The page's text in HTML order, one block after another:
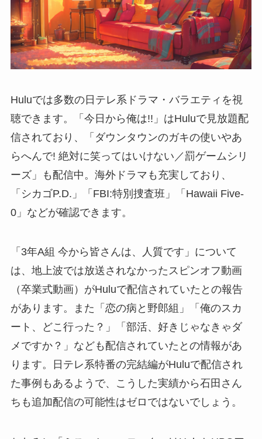
Huluでは多数の日テレ系ドラマ・バラエティを視
聴できます。「今日から俺は!!」はHuluで見放題配
信されており、「ダウンタウンのガキの使いやあ
らへんで! 絶対に笑ってはいけない／罰ゲームシリ
ーズ」も配信中。海外ドラマも充実しており、
「シカゴP.D.」「FBI:特別捜査班」「Hawaii Five-
0」などが確認できます。
「3年A組 今から皆さんは、人質です」について
は、地上波では放送されなかったスピンオフ動画
（卒業式動画）がHuluで配信されていたとの報告
があります。また「恋の病と野郎組」「俺のスカ
ート、どこ行った？」「部活、好きじゃなきゃダ
メですか？」なども配信されていたとの情報があ
ります。日テレ系特番の完結編がHuluで配信され
た事例もあるようで、こうした実績から石田さん
ちも追加配信の可能性はゼロではないでしょう。